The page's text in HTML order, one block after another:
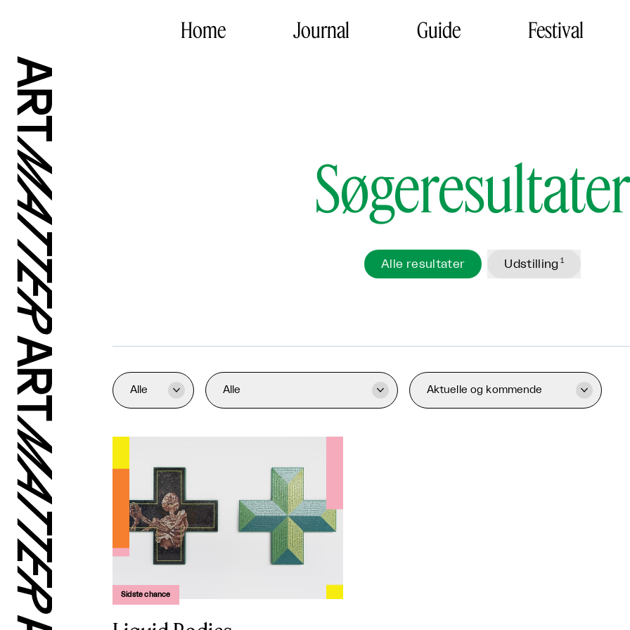
Home Journal Guide Festival
Søgeresultater
Alle resultater Udstilling 1
Alle  Alle  Aktuelle og kommende 
Sidste chance